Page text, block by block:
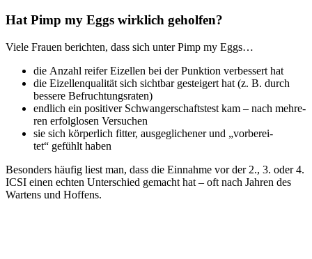
Hat Pimp my Eggs wirk­lich gehol­fen?
Vie­le Frau­en berich­ten, dass sich unter Pimp my Eggs…
die Anzahl rei­fer Eizel­len bei der Punk­ti­on ver­bes­sert hat
die Eizel­len­qua­li­tät sich sicht­bar gestei­gert hat (z. B. durch
bes­se­re Befruch­tungs­ra­ten)
end­lich ein posi­ti­ver Schwan­ger­schafts­test kam – nach meh­re­
ren erfolg­lo­sen Ver­su­chen
sie sich kör­per­lich fit­ter, aus­ge­gli­che­ner und „vor­be­rei­
tet“ gefühlt haben
Beson­ders häu­fig liest man, dass die Ein­nah­me vor der 2., 3. oder 4.
ICSI einen ech­ten Unter­schied gemacht hat – oft nach Jah­ren des
War­tens und Hof­fens.